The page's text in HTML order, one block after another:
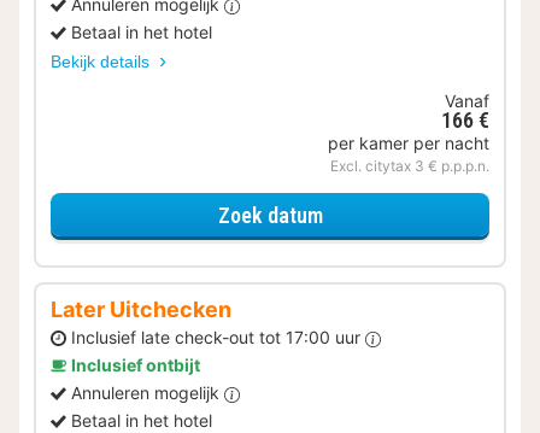
Annuleren mogelijk
Betaal in het hotel
Bekijk details
Vanaf
166 €
per kamer per nacht
Excl. citytax 3 € p.p.p.n.
Zoek datumvoor Met parkeerplek
Later Uitchecken
Inclusief late check-out tot 17:00 uur
Inclusief ontbijt
Annuleren mogelijk
Betaal in het hotel